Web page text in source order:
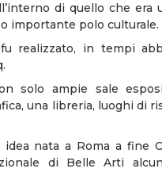
di quello che
importante polo culturale.
realizzato, in tempi
solo ampie sale
una libreria, luoghi di
nata a Roma a fine
di Belle Arti